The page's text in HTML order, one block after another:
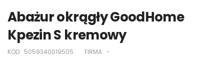
Abażur okrągły GoodHome
Kpezin S kremowy
KOD: 5059340019505 FIRMA: -